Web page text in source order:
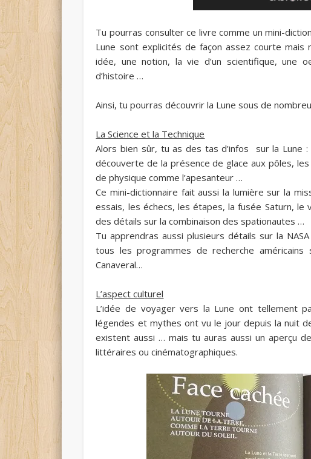
Tu pourras consulter ce livre comme un mini-
Lune sont explicités de façon assez courte mais
idée, une notion, la vie d’un scientifique, une
d’histoire …
Ainsi, tu pourras découvrir la Lune sous de
La Science et la Technique
Alors bien sûr, tu as des tas d’infos sur la Lune :
découverte de la présence de glace aux pôles,
de physique comme l’apesanteur …
Ce mini-dictionnaire fait aussi la lumière sur la
essais, les échecs, les étapes, la fusée Saturn,
des détails sur la combinaison des spationautes …
Tu apprendras aussi plusieurs détails sur la
tous les programmes de recherche
Canaveral…
L’aspect culturel
L’idée de voyager vers la Lune ont tellement
légendes et mythes ont vu le jour depuis la nuit
existent aussi … mais tu auras aussi un aperçu
littéraires ou cinématographiques.